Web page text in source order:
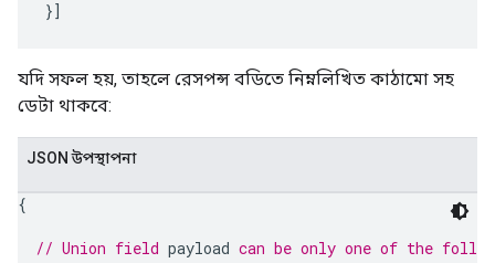
যদি সফল হয়, তাহলে রেসপন্স বডিতে নিম্নলিখিত কাঠামো সহ
ডেটা থাকবে:
JSON উপস্থাপনা
{
// Union field payload can be only one of the